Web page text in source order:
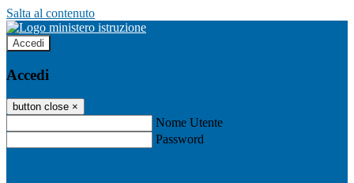
Salta al contenuto
Accedi
Accedi
button close ×
Nome Utente
Password